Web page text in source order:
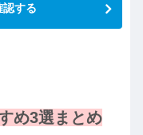
認する
め3選まとめ